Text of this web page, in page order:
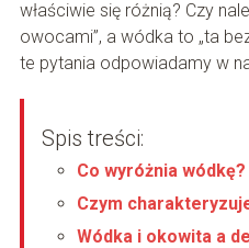
właściwie się różnią? Czy
owocami”, a wódka to „ta
te pytania odpowiadamy w
Spis treści:
Co wyróżnia wódkę?
Czym
Wódka i okowita a